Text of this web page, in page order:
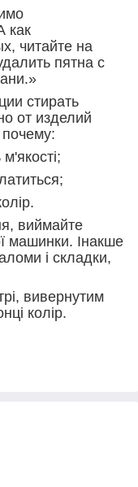
как
читайте на
пятна с
стирать
от изделий
виймайте
машинки. Інакше
і складки,
вивернутим
колір.